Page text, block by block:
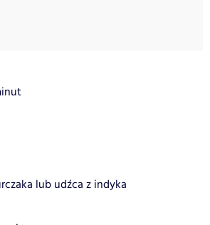
lub udźca z indyka